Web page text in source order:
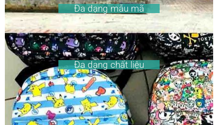
Đa dạng mẫu mã
Đa dạng chất liệu